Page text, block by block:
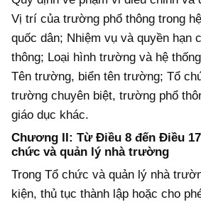
Vị trí của trường phổ thông trong
quốc dân; Nhiệm vụ và quyền hạn
thông; Loại hình trường và hệ
Tên trường, biển tên trường; Tổ
trường chuyên biệt, trường phổ
giáo dục khác.
Chương II: Từ Điều 8 đến Điều
chức và quản lý nhà trường
Trong Tổ chức và quản lý nhà
kiện, thủ tục thành lập hoặc cho